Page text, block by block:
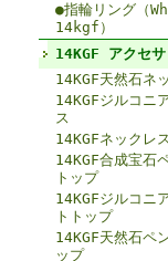
●指輪リング（
14kgf）
14KGF アクセサ
14KGF天然石ネ
14KGFジルコニ
ス
14KGFネックレ
14KGF合成宝石
トップ
14KGFジルコニ
トトップ
14KGF天然石ペ
ップ